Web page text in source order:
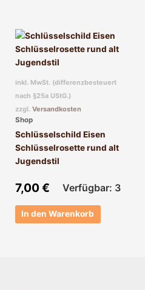
inkl. MwSt. (differenzbesteuert
nach §25a UStG.)
zzgl. Versandkosten
Shop
Schlüsselschild Eisen
Schlüsselrosette rund alt
Jugendstil
7,00€ Verfügbar: 3
In den Warenkorb